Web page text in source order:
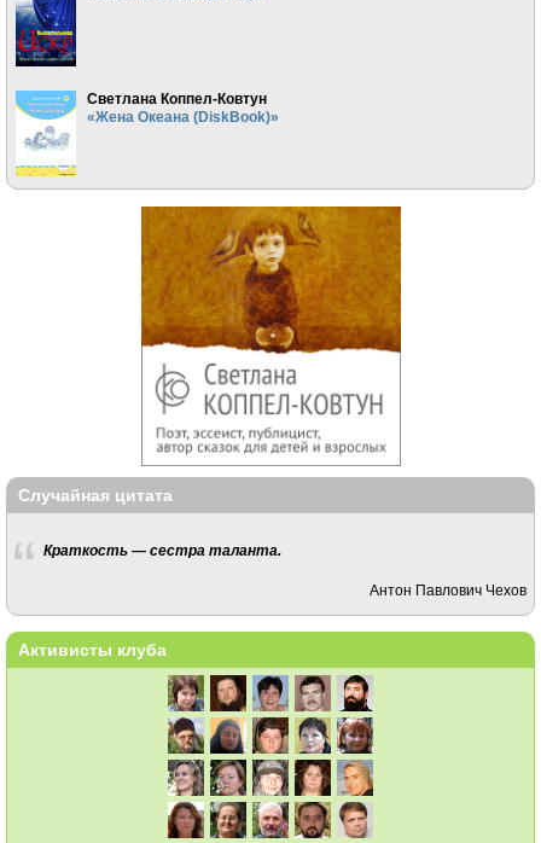
Светлана Коппел-Ковтун
«Жена Океана (DiskBook)»
Случайная цитата
Краткость — сестра таланта.
Антон Павлович Чехов
Активисты клуба